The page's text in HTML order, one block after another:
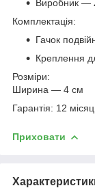
Виробник —
Комплектація:
Гачок
Креплення
Розміри:
Ширина — 4 см
Гарантія: 12
Приховати